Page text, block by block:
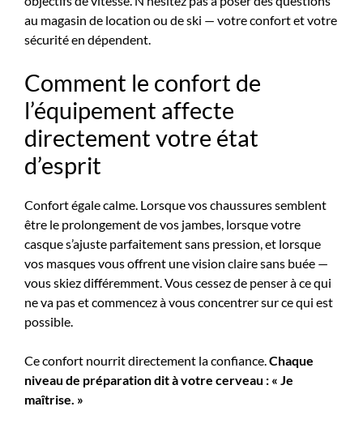
au magasin de location ou de ski — votre confort et votre
sécurité en dépendent.
Comment le confort de
l’équipement affecte
directement votre état
d’esprit
Confort égale calme. Lorsque vos chaussures semblent
être le prolongement de vos jambes, lorsque votre
casque s’ajuste parfaitement sans pression, et lorsque
vos masques vous offrent une vision claire sans buée —
vous skiez différemment. Vous cessez de penser à ce qui
ne va pas et commencez à vous concentrer sur ce qui est
possible.
Ce confort nourrit directement la confiance.Chaque
niveau de préparation dit à votre cerveau : « Je
maîtrise. »